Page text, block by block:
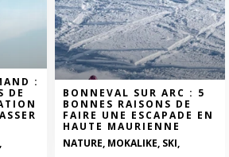
:
DE
BONNEVAL SUR ARC : 5
BONNES RAISONS DE
FAIRE UNE ESCAPADE EN
HAUTE MAURIENNE
NATURE, MOKALIKE, SKI,